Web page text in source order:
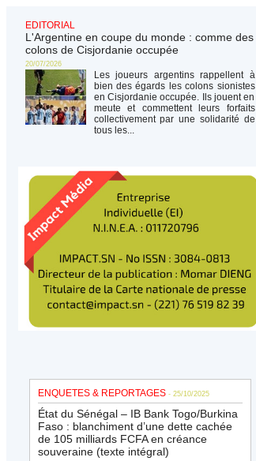
EDITORIAL
L'Argentine en coupe du monde : comme des
colons de Cisjordanie occupée
20/07/2026
Les joueurs argentins rappellent à
bien des égards les colons sionistes
en Cisjordanie occupée. Ils jouent en
meute et commettent leurs forfaits
collectivement par une solidarité de
tous les...
ENQUETES & REPORTAGES - 25/10/2025
État du Sénégal – IB Bank Togo/Burkina
Faso : blanchiment d’une dette cachée
de 105 milliards FCFA en créance
souveraine (texte intégral)